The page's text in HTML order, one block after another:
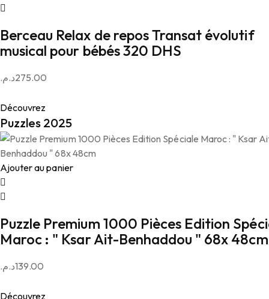
Berceau Relax de repos Transat évolutif
musical pour bébés 320 DHS
275.00د.م.
Découvrez
Puzzles 2025
Ajouter au panier
Puzzle Premium 1000 Pièces Edition
Maroc : " Ksar Ait-Benhaddou " 68x 48cm
139.00د.م.
Découvrez